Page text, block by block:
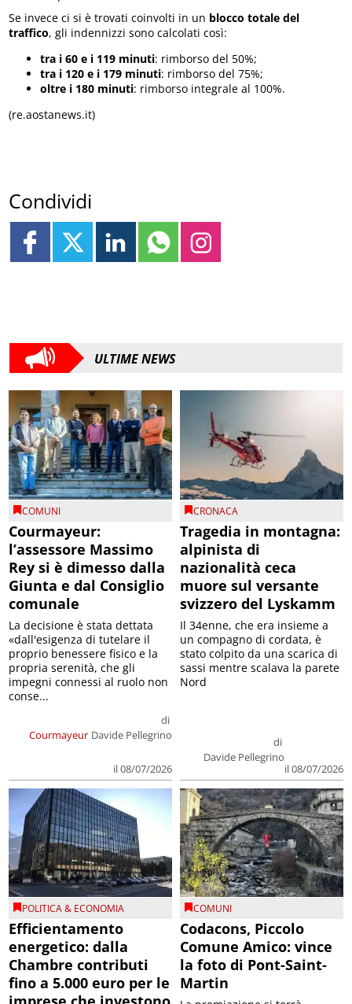
Se invece ci si è trovati coinvolti in un blocco totale del
traffico, gli indennizzi sono calcolati così:
tra i 60 e i 119 minuti: rimborso del 50%;
tra i 120 e i 179 minuti: rimborso del 75%;
oltre i 180 minuti: rimborso integrale al 100%.
(re.aostanews.it)
Condividi
ULTIME NEWS
COMUNI
Courmayeur:
l’assessore Massimo
Rey si è dimesso dalla
Giunta e dal Consiglio
comunale
Courmayeur
di
Davide Pellegrino
il 08/07/2026
La decisione è stata dettata
«dall'esigenza di tutelare il
proprio benessere fisico e la
propria serenità, che gli
impegni connessi al ruolo non
conse...
CRONACA
Tragedia in montagna:
alpinista di
nazionalità ceca
muore sul versante
svizzero del Lyskamm
di
Davide Pellegrino
il 08/07/2026
Il 34enne, che era insieme a
un compagno di cordata, è
stato colpito da una scarica di
sassi mentre scalava la parete
Nord
POLITICA & ECONOMIA
Efficientamento
energetico: dalla
Chambre contributi
fino a 5.000 euro per le
COMUNI
Codacons, Piccolo
Comune Amico: vince
la foto di Pont-Saint-
Martin